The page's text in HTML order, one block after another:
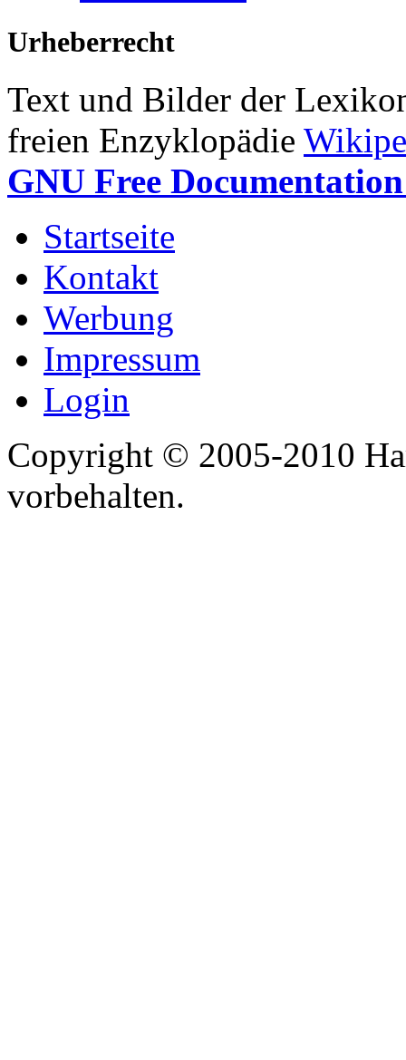
Urheberrecht
Text und Bilder der
freien Enzyklopädie
GNU Free
Startseite
Kontakt
Werbung
Impressum
Login
Copyright © 2005-2010
vorbehalten.